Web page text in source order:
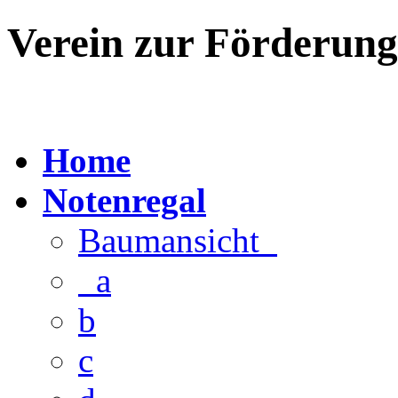
Verein zur
Home
Notenregal
Baumansicht
a
b
c